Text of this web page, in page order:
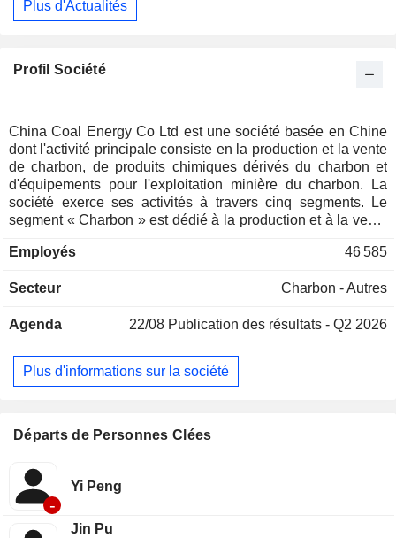
Plus d'Actualités
Profil Société
China Coal Energy Co Ltd est une société basée en Chine
dont l'activité principale consiste en la production et la vente
de charbon, de produits chimiques dérivés du charbon et
d'équipements pour l'exploitation minière du charbon. La
société exerce ses activités à travers cinq segments. Le
segment « Charbon » est dédié à la production et à la vente
charbon est dédié à la production et à la vente de produits
équipements d'exploitation minière est dédié à la production
l'exploitation minière du charbon. Le segment financier est
d'acceptation et d'escompte de lettres de change, ainsi que
d'autres services financiers au groupe. Le segment « Autres
détachées, aux services d'appel d'offres et au transport
Employés 46 585
Secteur Charbon - Autres
Agenda 22/08 Publication des résultats - Q2 2026
Plus d'informations sur la société
Départs de Personnes Clées
-
Yi Peng
Jin Pu